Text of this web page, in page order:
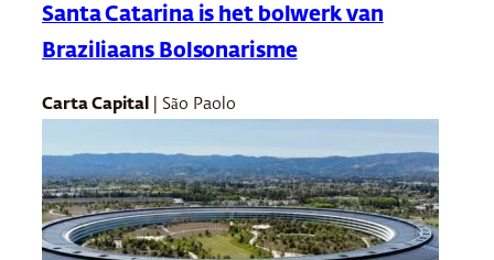
Santa Catarina is het bolwerk van
Braziliaans Bolsonarisme
Carta Capital | São Paolo